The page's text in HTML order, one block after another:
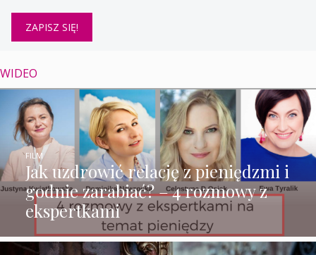
WIDEO
Jak uzdrowić relację z pieniędzmi i
godnie zarabiać? – 4 rozmowy z
ekspertkami
FILM